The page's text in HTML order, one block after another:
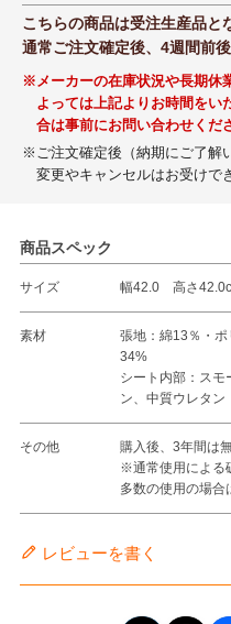
こちらの商品は受注生産品と
通常ご注文確定後、4週間前
※メーカーの在庫状況や長期休
よっては上記よりお時間をい
合は事前にお問い合わせくだ
※ご注文確定後（納期にご了解
変更やキャンセルはお受けで
商品スペック
サイズ 幅42.0 高さ
素材
張地：綿13％・
34%
シート内部：スモ
ン、中質ウレタン
その他
購入後、3年間は
※通常使用による
多数の使用の場合
レビューを書く